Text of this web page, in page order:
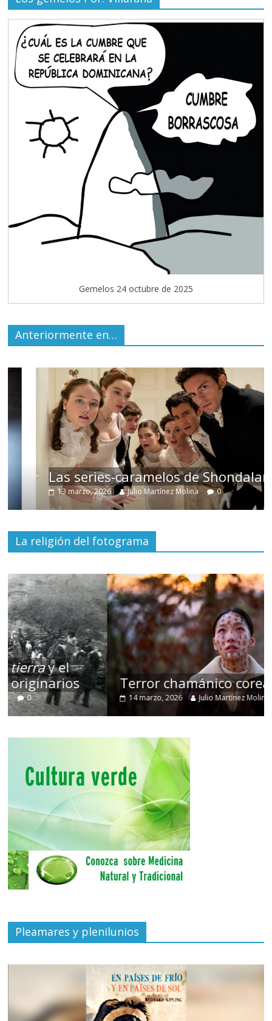
Gemelos 24 octubre de 2025
Anteriormente en…
Las series-caramelos de Shondaland
13 marzo, 2026 Julio Martínez Molina 0
La religión del fotograma
Terror chamánico coreano
14 marzo, 2026 Julio Martínez Molina 0
Pleamares y plenilunios